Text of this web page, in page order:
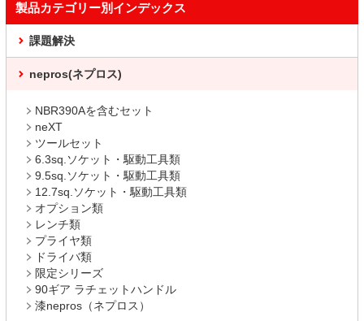
製品カテゴリー別インデックス
課題解決
nepros(ネプロス)
NBR390Aを含むセット
neXT
ツールセット
6.3sq.ソケット・駆動工具類
9.5sq.ソケット・駆動工具類
12.7sq.ソケット・駆動工具類
オプション類
レンチ類
プライヤ類
ドライバ類
限定シリーズ
90ギア ラチェットハンドル
漆nepros（ネプロス）